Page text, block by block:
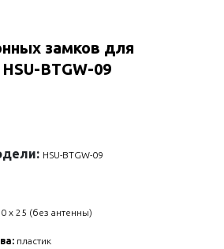
замков для
BTGW-09
HSU-BTGW-09
х 25 (без антенны)
пластик